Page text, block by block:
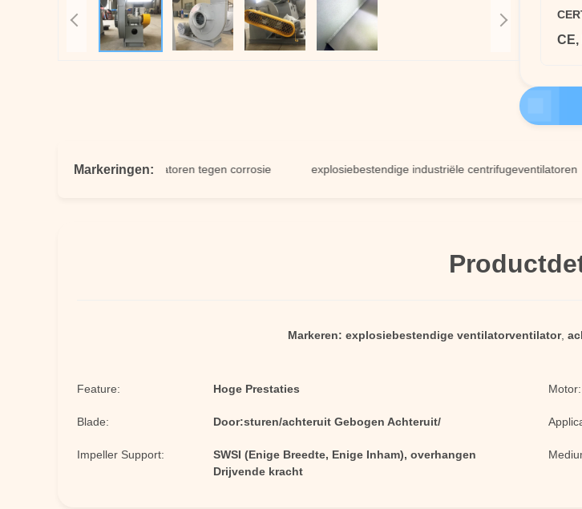
CE,
Markeringen:
centrifuge ventilatoren tegen corrosie explosiebestendige industriële centrifugeventilatoren
Markeren: explosiebestendige ventilatorventilator,
Feature: Hoge Prestaties Motor:
Blade: Door:sturen/achteruit Gebogen Achteruit/
Impeller Support:
SWSI (Enige Breedte, Enige Inham), overhangen
Drijvende kracht